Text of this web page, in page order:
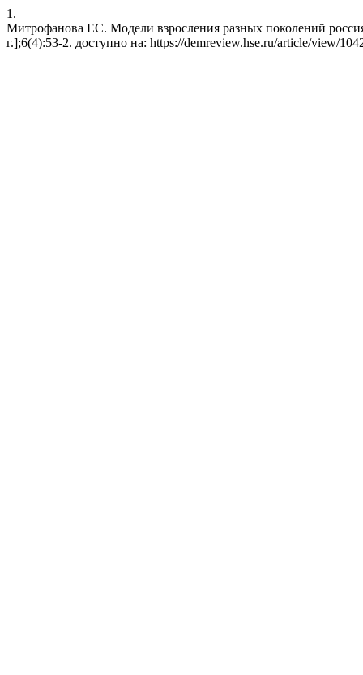
1.
Митрофанова ЕС. Модели взросления разных поколений
г.];6(4):53-2. доступно на: https://demreview.hse.ru/article/view/